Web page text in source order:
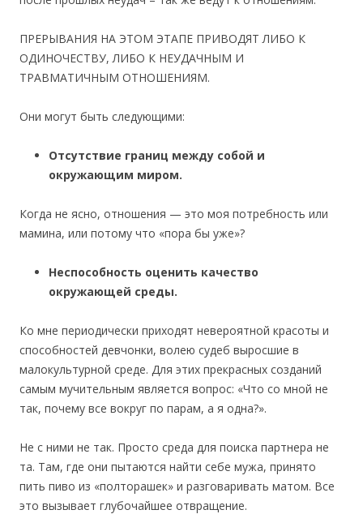
ПРЕРЫВАНИЯ НА ЭТОМ ЭТАПЕ ПРИВОДЯТ ЛИБО К
ОДИНОЧЕСТВУ, ЛИБО К НЕУДАЧНЫМ И
ТРАВМАТИЧНЫМ ОТНОШЕНИЯМ.
Они могут быть следующими:
Отсутствие границ между собой и
окружающим миром.
Когда не ясно, отношения — это моя потребность или
мамина, или потому что «пора бы уже»?
Неспособность оценить качество
окружающей среды.
Ко мне периодически приходят невероятной красоты и
способностей девчонки, волею судеб выросшие в
малокультурной среде. Для этих прекрасных созданий
самым мучительным является вопрос: «Что со мной не
так, почему все вокруг по парам, а я одна?».
Не с ними не так. Просто среда для поиска партнера не
та. Там, где они пытаются найти себе мужа, принято
пить пиво из «полторашек» и разговаривать матом. Все
это вызывает глубочайшее отвращение.